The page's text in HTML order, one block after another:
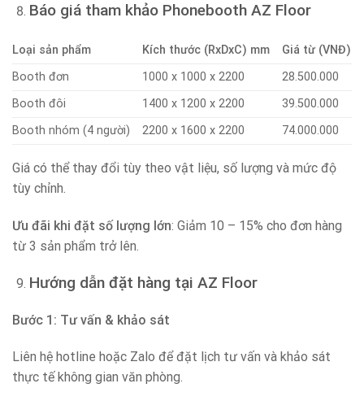
Báo giá tham khảo Phonebooth AZ Floor
Loại sản phẩm Kích thước (RxDxC) mm
Giá từ (VNĐ)
Booth đơn
1000 x 1000 x 2200
28.500.000
Booth đôi
1400 x 1200 x 2200
39.500.000
Booth nhóm (4 người)
2200 x 1600 x 2200 74.000.000
Giá có thể thay đổi tùy theo vật liệu, số lượng và mức độ
tùy chỉnh.
Ưu đãi khi đặt số lượng lớn: Giảm 10 – 15% cho đơn hàng
từ 3 sản phẩm trở lên.
Hướng dẫn đặt hàng tại AZ Floor
Bước 1: Tư vấn & khảo sát
Liên hệ hotline hoặc Zalo để đặt lịch tư vấn và khảo sát
thực tế không gian văn phòng.